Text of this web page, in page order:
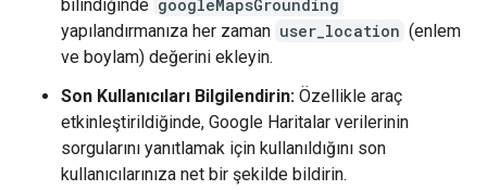
bilindiğinde googleMapsGrounding
yapılandırmanıza her zaman user_location (enlem
ve boylam) değerini ekleyin.
Son Kullanıcıları Bilgilendirin: Özellikle araç
etkinleştirildiğinde, Google Haritalar verilerinin
sorgularını yanıtlamak için kullanıldığını son
kullanıcılarınıza net bir şekilde bildirin.